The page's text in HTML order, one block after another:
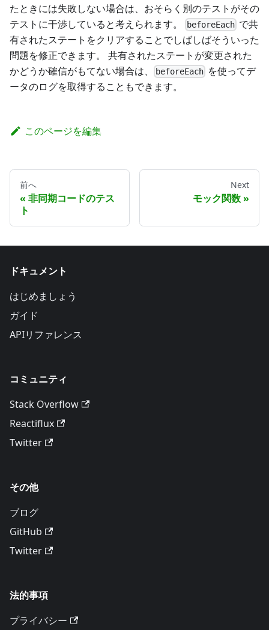
たときには失敗しない場合は、おそらく別のテストがその
テストに干渉していると考えられます。
beforeEach で共
有されたステートをクリアすることでしばしばそういった
問題を修正できます。 共有されたステートが変更された
かどうか確信がもてない場合は、
beforeEach を使ってデ
ータのログを取得することもできます。
このページを編集
前へ
非同期コードのテス
ト
Next
モック関数
ドキュメント
はじめましょう
ガイド
APIリファレンス
コミュニティ
Stack Overflow
Reactiflux
Twitter
その他
ブログ
GitHub
Twitter
法的事項
プライバシー